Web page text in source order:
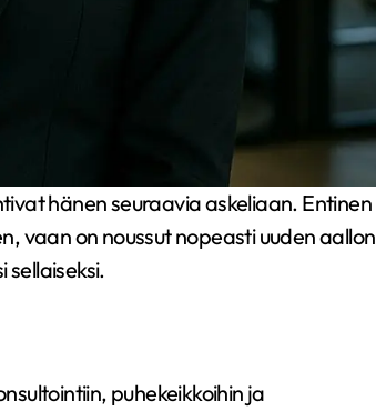
hänen seuraavia askeliaan. Entinen
vaan on noussut nopeasti uuden aallon
sellaiseksi.
puhekeikkoihin ja